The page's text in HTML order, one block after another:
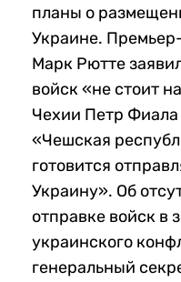
планы о
Украине.
Марк Рютте
войск «не стоит
Чехии Петр Фиала
«Чешская
готовится
Украину». Об
отправке войск в
украинского
генеральный